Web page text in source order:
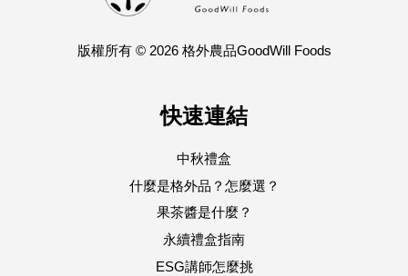
版權所有 © 2026 格外農品GoodWill Foods
快速連結
中秋禮盒
什麼是格外品？怎麼選？
果茶醬是什麼？
永續禮盒指南
ESG講師怎麼挑